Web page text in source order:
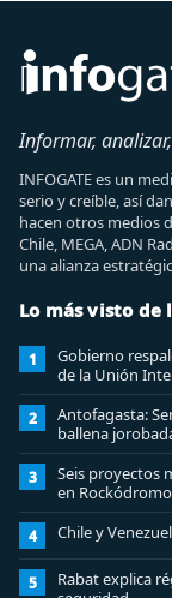
Informar,
INFOGATE es un
serio y creíble, así
hacen otros medios
Chile, MEGA, ADN
una alianza
Lo más visto de
1
Gobierno
de la Unión
2
Antofagasta:
ballena
3
Seis proyectos
en
4 Chile y
5
Rabat explica